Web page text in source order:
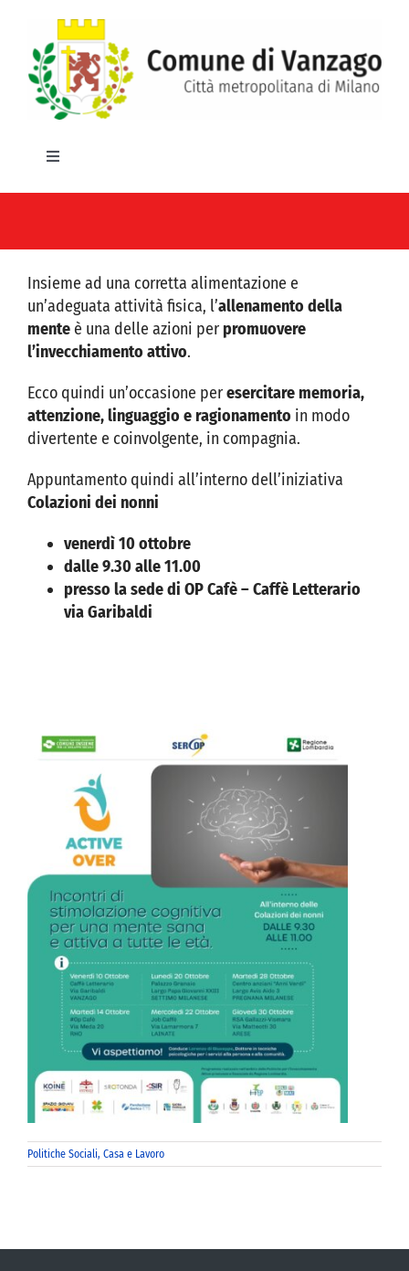
contenuto
Toggle
HOME
IL COMUNE
GLI UFFICI
SERVIZI E UTILITA’
AREE TEMATICHE
COMUNICAZIONE
Insieme ad una corretta alimentazione e
un’adeguata attività fisica, l’allenamento della
mente è una delle azioni per promuovere
l’invecchiamento attivo.
Ecco quindi un’occasione peresercitare memoria,
attenzione, linguaggio e ragionamento in modo
divertente e coinvolgente, in compagnia.
Appuntamento quindi all’interno dell’iniziativa
Colazioni dei nonni
venerdì 10 ottobre
dalle 9.30 alle 11.00
presso la sede di OP Cafè – Caffè Letterario
via Garibaldi
Politiche Sociali, Casa e Lavoro